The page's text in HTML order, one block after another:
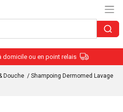
domicile ou en point relais
Douche / Shampoing Dermomed Lavage